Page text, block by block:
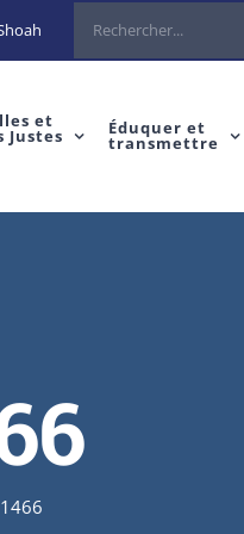
Rechercher
et
Justes Éduquer et
transmettre